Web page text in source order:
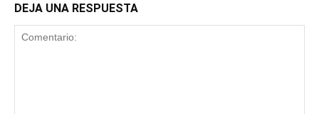
DEJA UNA RESPUESTA